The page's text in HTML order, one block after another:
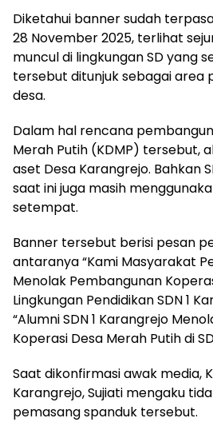
Diketahui banner sudah
28 November 2025, terlihat
muncul di lingkungan SD yang
tersebut ditunjuk sebagai area
desa.
Dalam hal rencana
Merah Putih (KDMP) tersebut,
aset Desa Karangrejo. Bahkan
saat ini juga masih
setempat.
Banner tersebut berisi pesan
antaranya “Kami Masyarakat
Menolak Pembangunan
Lingkungan Pendidikan SDN 1
“Alumni SDN 1 Karangrejo
Koperasi Desa Merah Putih di
Saat dikonfirmasi awak media,
Karangrejo, Sujiati mengaku
pemasang spanduk tersebut.